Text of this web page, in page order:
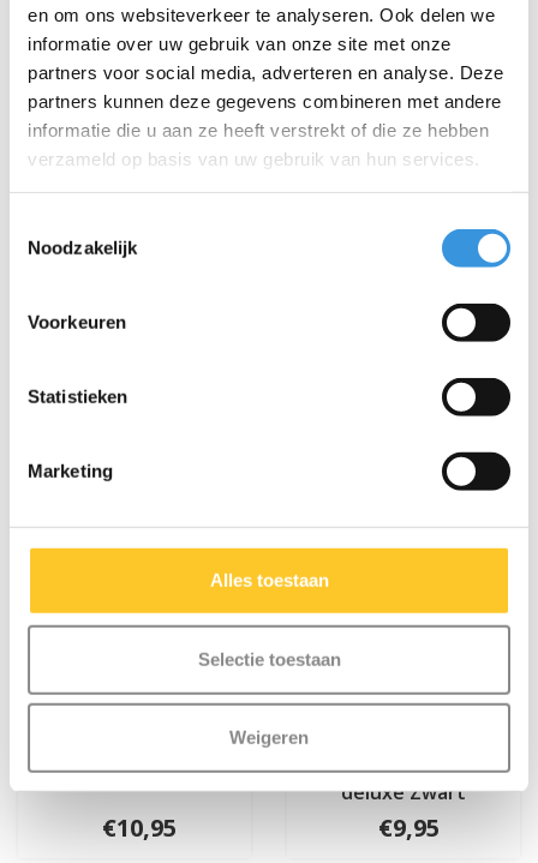
en om ons websiteverkeer te analyseren. Ook delen we
informatie over uw gebruik van onze site met onze
partners voor social media, adverteren en analyse. Deze
partners kunnen deze gegevens combineren met andere
informatie die u aan ze heeft verstrekt of die ze hebben
verzameld op basis van uw gebruik van hun services.
Noodzakelijk
Voorkeuren
Statistieken
Marketing
Alles toestaan
Selectie toestaan
Weigeren
Specificaties
Micro bel zwart
€10,95
Micro LED lampje
deluxe Zwart
€9,95